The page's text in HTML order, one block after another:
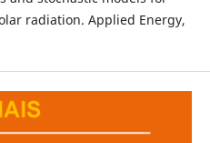
radiation. Applied Energy,